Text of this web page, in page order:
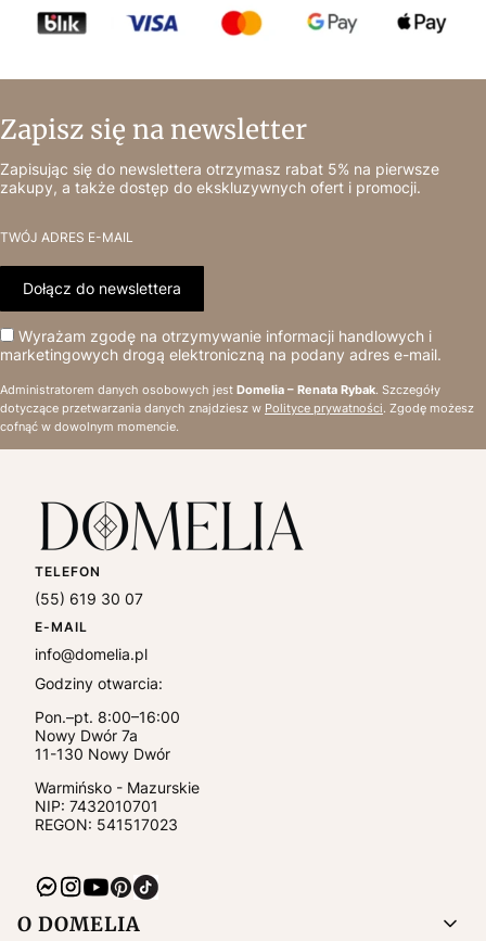
Zapisz się na newsletter
Zapisując się do newslettera otrzymasz rabat 5% na pierwsze
zakupy, a także dostęp do ekskluzywnych ofert i promocji.
TWÓJ ADRES E-MAIL
Dołącz do newslettera
Wyrażam zgodę na otrzymywanie informacji handlowych i
marketingowych drogą elektroniczną na podany adres e-mail.
Administratorem danych osobowych jest Domelia – Renata Rybak. Szczegóły
dotyczące przetwarzania danych znajdziesz w Polityce prywatności. Zgodę możesz
cofnąć w dowolnym momencie.
TELEFON
(55) 619 30 07
E-MAIL
info@domelia.pl
Godziny otwarcia:
Pon.–pt. 8:00–16:00
Nowy Dwór 7a
11-130 Nowy Dwór
Warmińsko - Mazurskie
NIP: 7432010701
REGON: 541517023
Linki w stopce
O DOMELIA